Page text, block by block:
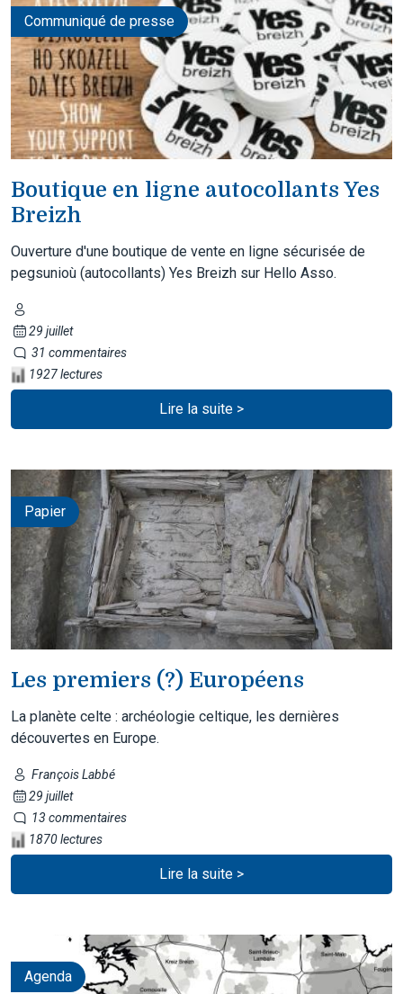
Communiqué de presse
Boutique en ligne autocollants Yes
Breizh
Ouverture d'une boutique de vente en ligne sécurisée de
pegsunioù (autocollants) Yes Breizh sur Hello Asso.
29 juillet
31 commentaires
1927 lectures
Lire la suite >
Papier
Les premiers (?) Européens
La planète celte : archéologie celtique, les dernières
découvertes en Europe.
François Labbé
29 juillet
13 commentaires
1870 lectures
Lire la suite >
Agenda